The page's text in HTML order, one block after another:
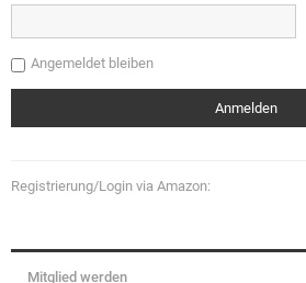
Angemeldet bleiben
Registrierung/Login via Amazon:
Mitglied werden